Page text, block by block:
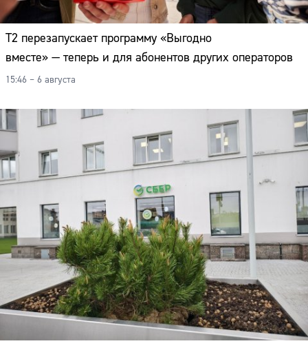
Т2 перезапускает программу «Выгодно
вместе» — теперь и для абонентов других операторов
15:46 – 6 августа
Сайт: